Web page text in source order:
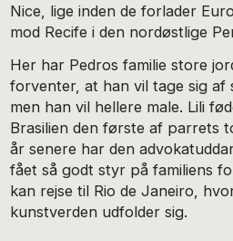
Nice, lige inden de forlader
mod Recife i den nordøstlige
Her har Pedros familie store
forventer, at han vil tage sig af
men han vil hellere male. Lili
Brasilien den første af parrets
år senere har den
fået så godt styr på familiens
kan rejse til Rio de Janeiro,
kunstverden udfolder sig.